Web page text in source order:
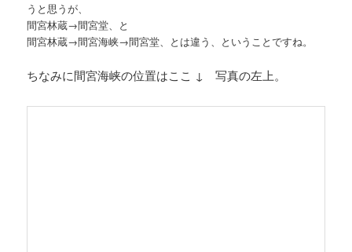
うと思うが、
間宮林蔵→間宮堂、と
間宮林蔵→間宮海峡→間宮堂、とは違う、ということですね。
ちなみに間宮海峡の位置はここ ↓ 写真の左上。